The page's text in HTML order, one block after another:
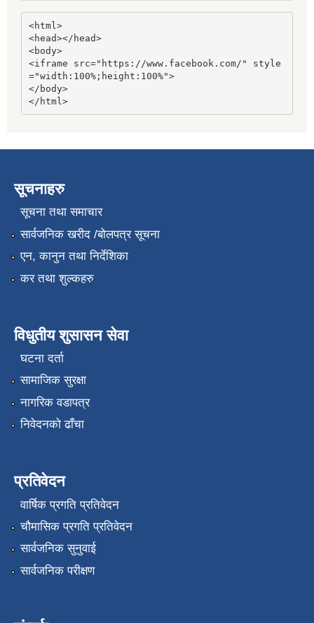
<html>
<head></head>
<body>
<iframe src="https://www.facebook.com/" style
="width:100%;height:100%">
</body>
</html>
सूचनाहरु
सूचना तथा समाचार
सार्वजनिक खरीद /बोलपत्र सूचना
एन, कानुन तथा निर्देशिका
कर तथा शुल्कहरु
विधुतीय शुसासन सेवा
घटना दर्ता
सामाजिक सुरक्षा
नागरिक वडापत्र
निवेदनको ढाँचा
प्रतिवेदन
वार्षिक प्रगति प्रतिवेदन
चौमासिक प्रगति प्रतिवेदन
सार्वजनिक सुनुवाई
सार्वजनिक परीक्षण